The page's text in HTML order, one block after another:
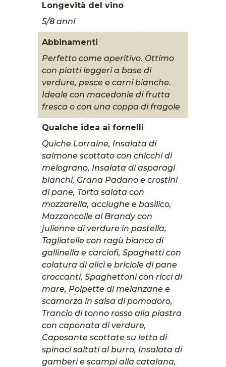
Longevità del vino
5/8 anni
Abbinamenti
Perfetto come aperitivo. Ottimo
con piatti leggeri a base di
verdure, pesce e carni bianche.
Ideale con macedonie di frutta
fresca o con una coppa di fragole
Qualche idea ai fornelli
Quiche Lorraine, Insalata di
salmone scottato con chicchi di
melograno, Insalata di asparagi
bianchi, Grana Padano e crostini
di pane, Torta salata con
mozzarella, acciughe e basilico,
Mazzancolle al Brandy con
julienne di verdure in pastella,
Tagliatelle con ragù bianco di
gallinella e carciofi, Spaghetti con
colatura di alici e briciole di pane
croccanti, Spaghettoni con ricci di
mare, Polpette di melanzane e
scamorza in salsa di pomodoro,
Trancio di tonno rosso alla piastra
con caponata di verdure,
Capesante scottate su letto di
spinaci saltati al burro, Insalata di
gamberi e scampi alla catalana,